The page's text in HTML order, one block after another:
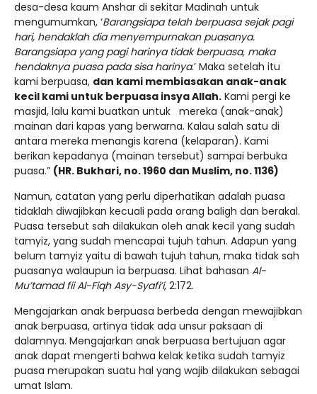
desa-desa kaum Anshar di sekitar Madinah untuk
mengumumkan, ‘Barangsiapa telah berpuasa sejak pagi
hari, hendaklah dia menyempurnakan puasanya.
Barangsiapa yang pagi harinya tidak berpuasa, maka
hendaknya puasa pada sisa harinya.’ Maka setelah itu
kami berpuasa, dan kami membiasakan anak-anak
kecil kami untuk berpuasa insya Allah. Kami pergi ke
masjid, lalu kami buatkan untuk mereka (anak-anak)
mainan dari kapas yang berwarna. Kalau salah satu di
antara mereka menangis karena (kelaparan). Kami
berikan kepadanya (mainan tersebut) sampai berbuka
puasa.” (HR. Bukhari, no. 1960 dan Muslim, no. 1136)
Namun, catatan yang perlu diperhatikan adalah puasa
tidaklah diwajibkan kecuali pada orang baligh dan berakal.
Puasa tersebut sah dilakukan oleh anak kecil yang sudah
tamyiz, yang sudah mencapai tujuh tahun. Adapun yang
belum tamyiz yaitu di bawah tujuh tahun, maka tidak sah
puasanya walaupun ia berpuasa. Lihat bahasan Al-
Mu’tamad fii Al-Fiqh Asy-Syafi’i, 2:172.
Mengajarkan anak berpuasa berbeda dengan mewajibkan
anak berpuasa, artinya tidak ada unsur paksaan di
dalamnya. Mengajarkan anak berpuasa bertujuan agar
anak dapat mengerti bahwa kelak ketika sudah tamyiz
puasa merupakan suatu hal yang wajib dilakukan sebagai
umat Islam.